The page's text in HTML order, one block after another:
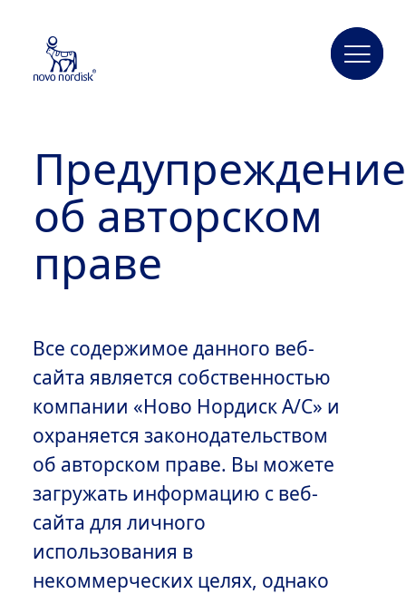
Предупреждение
об авторском
праве
Все содержимое данного веб-
сайта является собственностью
компании «Ново Нордиск А/С» и
охраняется законодательством
об авторском праве. Вы можете
загружать информацию с веб-
сайта для личного
использования в
некоммерческих целях, однако